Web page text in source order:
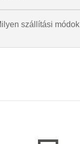
szállítási módok